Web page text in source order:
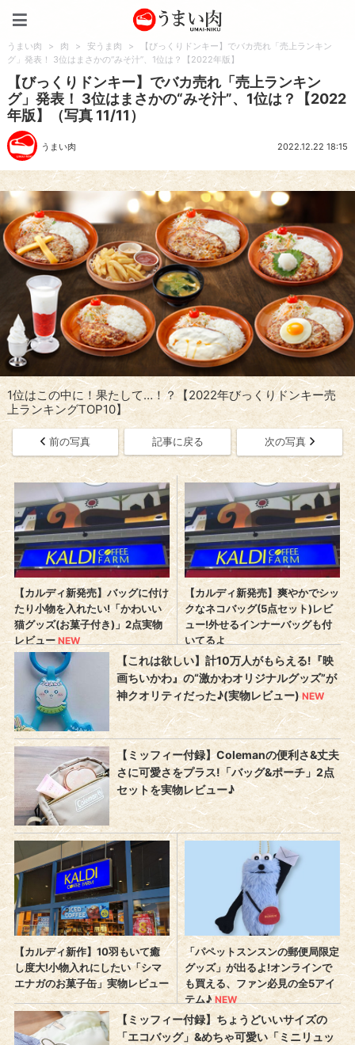
うまい肉 > 肉 > 安うま肉 >
【びっくりドンキー】でバカ売れ「売上ランキン
グ」発表！ 3位はまさかの“みそ汁”、1位は？【2022年版】
【びっくりドンキー】でバカ売れ「売上ランキン
グ」発表！ 3位はまさかの“みそ汁”、1位は？【2022
年版】（写真 11/11）
うまい肉 2022.12.22 18:15
1位はこの中に！果たして…！？【2022年びっくりドンキー売
上ランキングTOP10】
前の写真 記事に戻る 次の写真